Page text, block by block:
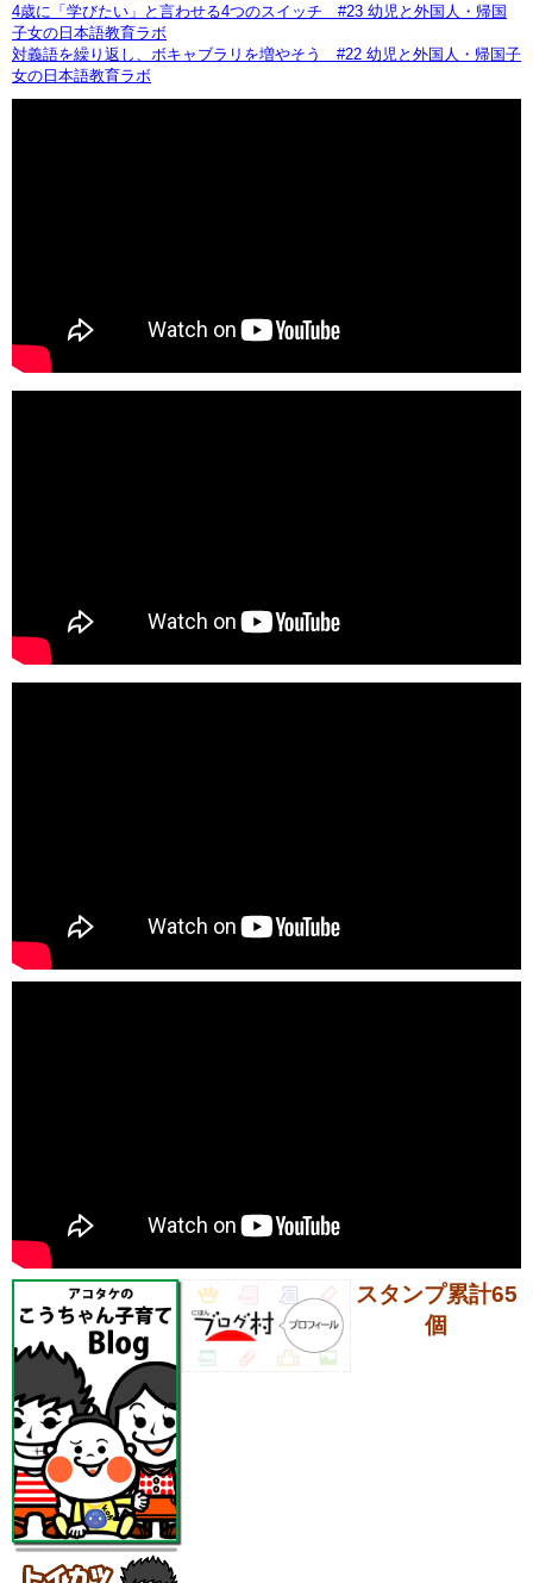
4歳に「学びたい」と言わせる4つのスイッチ #23 幼児と外国人・帰国
子女の日本語教育ラボ
対義語を繰り返し、ボキャブラリを増やそう #22 幼児と外国人・帰国子
女の日本語教育ラボ
スタンプ累計65
個